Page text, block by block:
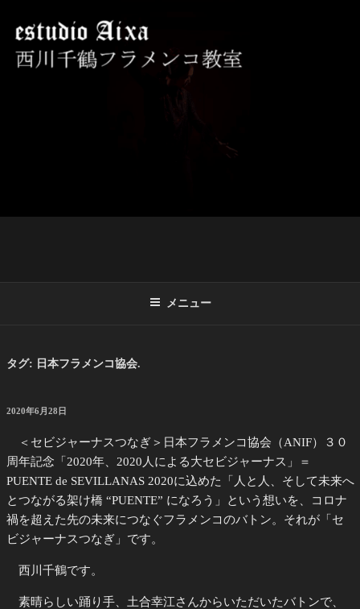
西川千鶴フラメンコ教室 ESTUDIO
初心者からプロを目指す貴女をお待ちしております。
メニュー
タグ: 日本フラメンコ協会.
投
2020年6月28日
＜セビジャーナスつなぎ＞日本フラメンコ協会（ANIF）３０
周年記念「2020年、2020人による大セビジャーナス」＝
PUENTE de SEVILLANAS 2020に込めた「人と人、そして未来へ
とつながる架け橋 “PUENTE” になろう」という想いを、コロナ
禍を超えた先の未来につなぐフラメンコのバトン。それが「セ
ビジャーナスつなぎ」です。
西川千鶴です。
素晴らしい踊り手、土合幸江さんからいただいたバトンで、